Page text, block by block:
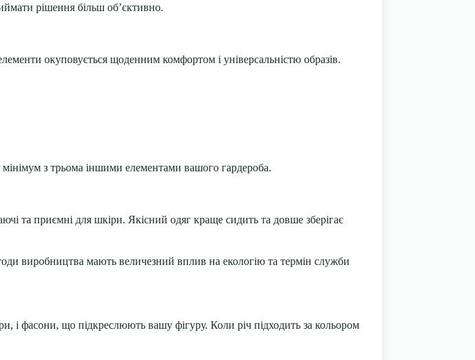
рішення більш об’єктивно.
окуповується щоденним комфортом і універсальністю образів.
з трьома іншими елементами вашого гардероба.
та приємні для шкіри. Якісний одяг краще сидить та довше зберігає
виробництва мають величезний вплив на екологію та термін служби
і фасони, що підкреслюють вашу фігуру. Коли річ підходить за кольором